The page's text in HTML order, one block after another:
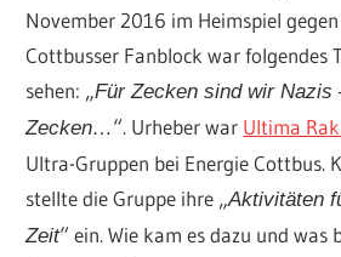
November 2016 im Heimspiel
Cottbusser Fanblock war folgendes
sehen: „Für Zecken sind wir
Zecken…“. Urheber war Ultima
Ultra-Gruppen bei Energie Cottbus.
stellte die Gruppe ihre „Aktivitäten
Zeit“ ein. Wie kam es dazu und was